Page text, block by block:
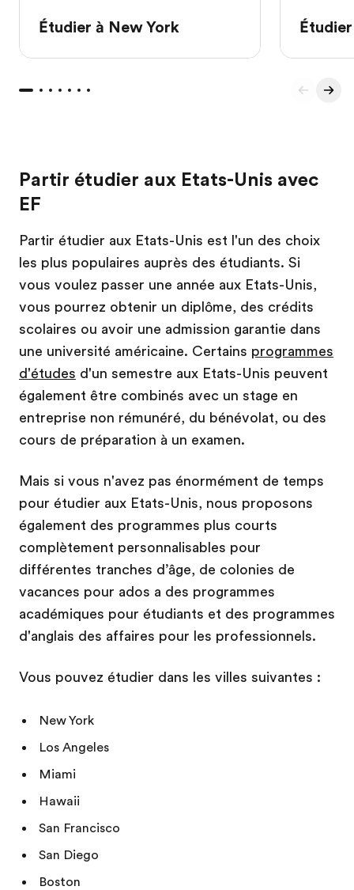
Étudier à New York
Partir étudier aux Etats-Unis avec
EF
Partir étudier aux Etats-Unis est l'un des choix
les plus populaires auprès des étudiants. Si
vous voulez passer une année aux Etats-Unis,
vous pourrez obtenir un diplôme, des crédits
scolaires ou avoir une admission garantie dans
une université américaine. Certains programmes
d'études d'un semestre aux Etats-Unis peuvent
également être combinés avec un stage en
entreprise non rémunéré, du bénévolat, ou des
cours de préparation à un examen.
Mais si vous n'avez pas énormément de temps
pour étudier aux Etats-Unis, nous proposons
également des programmes plus courts
complètement personnalisables pour
différentes tranches d’âge, de colonies de
vacances pour ados a des programmes
académiques pour étudiants et des programmes
d'anglais des affaires pour les professionnels.
Vous pouvez étudier dans les villes suivantes :
New York
Los Angeles
Miami
Hawaii
San Francisco
San Diego
Boston